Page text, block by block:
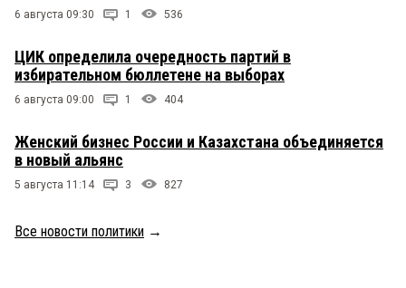
6 августа 09:30 1 536
ЦИК определила очередность партий в
избирательном бюллетене на выборах
6 августа 09:00 1 404
Женский бизнес России и Казахстана объединяется
в новый альянс
5 августа 11:14 3 827
Все новости политики →